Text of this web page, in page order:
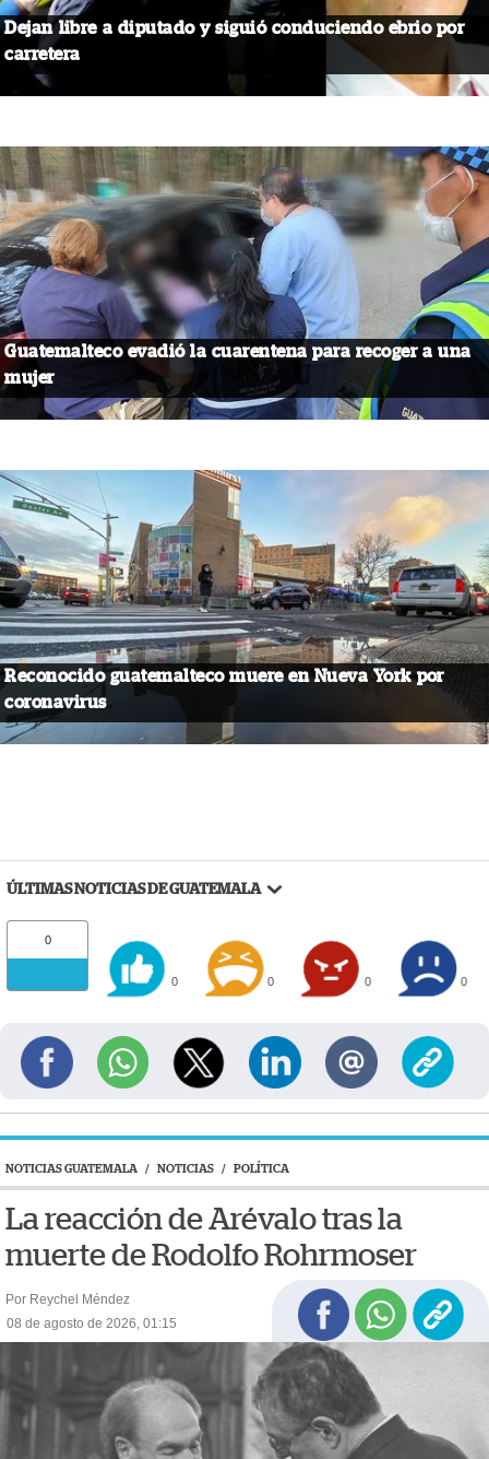
Dejan libre a diputado y siguió conduciendo ebrio por
carretera
Guatemalteco evadió la cuarentena para recoger a una
mujer
Reconocido guatemalteco muere en Nueva York por
coronavirus
ÚLTIMAS NOTICIAS DE GUATEMALA
0
0 0 0 0
NOTICIAS GUATEMALA / NOTICIAS / POLÍTICA
La reacción de Arévalo tras la
muerte de Rodolfo Rohrmoser
Por Reychel Méndez
08 de agosto de 2026, 01:15